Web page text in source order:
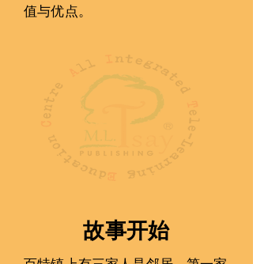
值与优点。
故事开始